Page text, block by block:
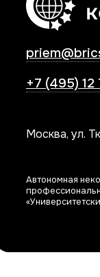
+7 (495) 12
Москва, ул.
Автономная